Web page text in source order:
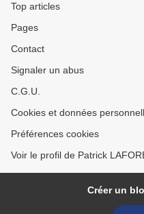
Top articles
Pages
Contact
Signaler un abus
C.G.U.
Cookies et données
Préférences cookies
Voir le profil de Patrick
Créer un